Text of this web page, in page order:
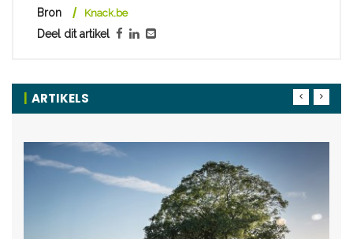
Bron Knack.be
Deel dit artikel
ARTIKELS